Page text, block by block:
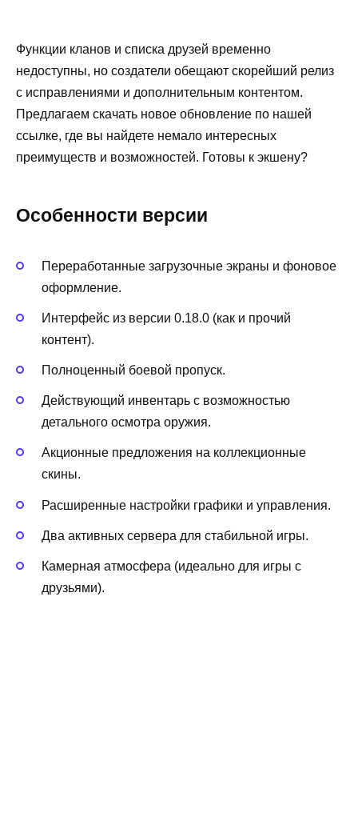
Функции кланов и списка друзей временно
недоступны, но создатели обещают скорейший релиз
с исправлениями и дополнительным контентом.
Предлагаем скачать новое обновление по нашей
ссылке, где вы найдете немало интересных
преимуществ и возможностей. Готовы к экшену?
Особенности версии
Переработанные загрузочные экраны и фоновое
оформление.
Интерфейс из версии 0.18.0 (как и прочий
контент).
Полноценный боевой пропуск.
Действующий инвентарь с возможностью
детального осмотра оружия.
Акционные предложения на коллекционные
скины.
Расширенные настройки графики и управления.
Два активных сервера для стабильной игры.
Камерная атмосфера (идеально для игры с
друзьями).